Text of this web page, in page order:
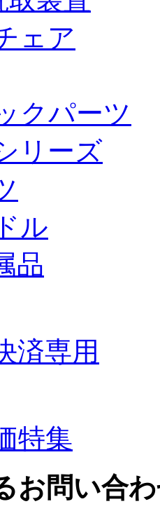
ェア
クパーツ
リーズ
ル
品
済専用
特集
お問い合